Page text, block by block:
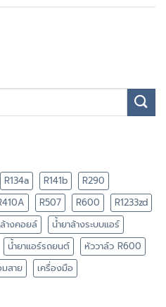
R134a R141b
R290
R507 R600
R1233zd
างคอยล์
น้ำยาล้างระบบแอร์
น้ำยาแอร์รถยนต์
หัววาล์ว R600
สาย เครื่องมือ